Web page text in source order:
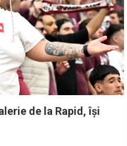
de la Rapid, își